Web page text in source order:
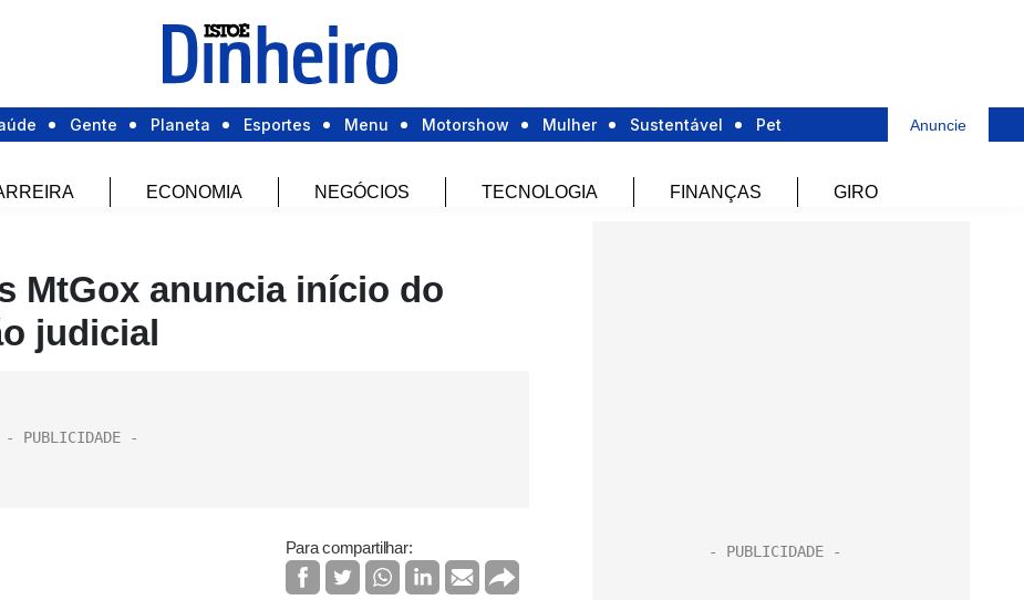
Gente Planeta Esportes Menu Motorshow Mulher Sustentável Pet Anuncie
ECONOMIA NEGÓCIOS TECNOLOGIA FINANÇAS GIRO
MtGox anuncia início do
judicial
Para compartilhar: